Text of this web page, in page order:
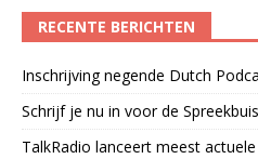
RECENTE BERICHTEN
Inschrijving negende Dutch
Schrijf je nu in voor de
TalkRadio lanceert meest